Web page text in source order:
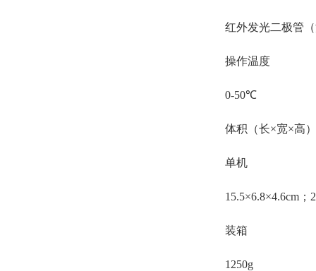
红外发光二极管
操作温度
0-50℃
体积（长×宽×高
单机
15.5×6.8×4.6cm；
装箱
1250g